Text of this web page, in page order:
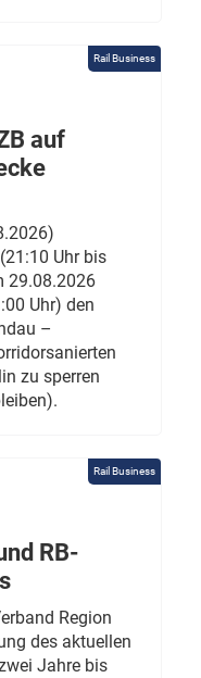
Rail Business
auf
Uhr bis
29.08.2026
Uhr) den
–
zu sperren
Rail Business
RB-
Region
des aktuellen
Jahre bis